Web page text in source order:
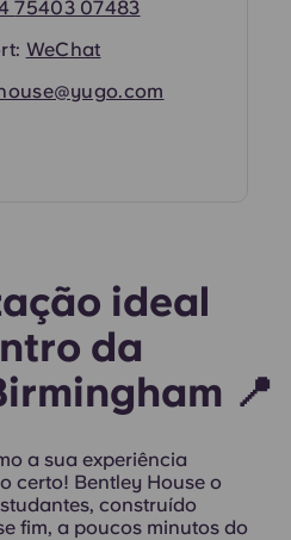
ideal
da
📍
a sua experiência
certo! Bentley House o
construído
fim, a poucos minutos do
75403 07483
WeChat